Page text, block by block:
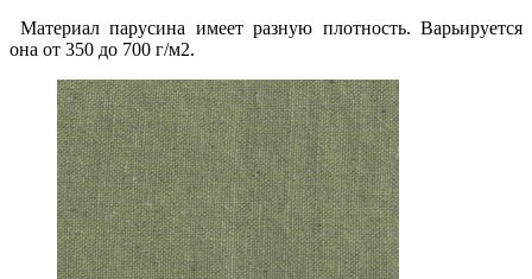
Материал парусина имеет разную плотность. Варьируется
она от 350 до 700 г/м2.